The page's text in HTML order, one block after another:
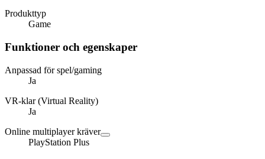
Produkttyp
Game
Funktioner och egenskaper
Anpassad för spel/gaming
Ja
VR-klar (Virtual Reality)
Ja
Online multiplayer kräver
PlayStation Plus